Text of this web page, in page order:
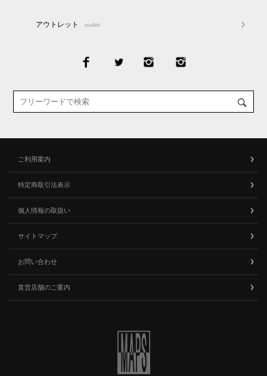
アウトレット outlet
ご利用案内
特定商取引法表示
個人情報の取扱い
サイトマップ
お問い合わせ
直営店舗のご案内